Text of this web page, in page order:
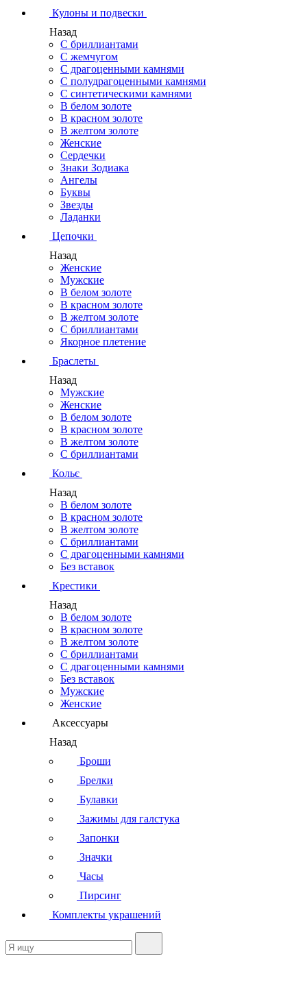
Кулоны и подвески
Назад
С бриллиантами
С жемчугом
С драгоценными камнями
С полудрагоценными камнями
С синтетическими камнями
В белом золоте
В красном золоте
В желтом золоте
Женские
Сердечки
Знаки Зодиака
Ангелы
Буквы
Звезды
Ладанки
Цепочки
Назад
Женские
Мужские
В белом золоте
В красном золоте
В желтом золоте
С бриллиантами
Якорное плетение
Браслеты
Назад
Мужские
Женские
В белом золоте
В красном золоте
В желтом золоте
С бриллиантами
Кольє
Назад
В белом золоте
В красном золоте
В желтом золоте
С бриллиантами
С драгоценными камнями
Без вставок
Крестики
Назад
В белом золоте
В красном золоте
В желтом золоте
С бриллиантами
С драгоценными камнями
Без вставок
Мужские
Женские
Аксессуары
Назад
Броши
Брелки
Булавки
Зажимы для галстука
Запонки
Значки
Часы
Пирсинг
Комплекты украшений